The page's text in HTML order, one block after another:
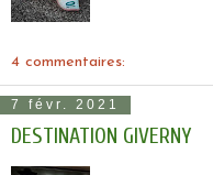
4 commentaires:
7 févr. 2021
DESTINATION GIVERNY